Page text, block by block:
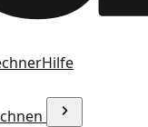
Hilfe